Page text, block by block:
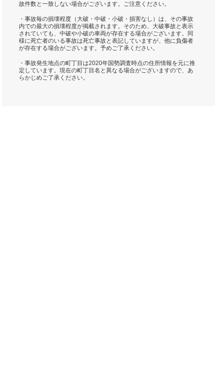
故件数と一致しない場合がございます。ご注意ください。
・事故毎の損壊程度（大破・中破・小破・損害なし）は、その事故
内での最大の損壊程度が掲載されます。そのため、大破事故と表示
されていても、中破や小破の車両が存在する場合がございます。同
様に死亡者のいる事故は死亡事故と表記していますが、他に負傷者
が存在する場合がございます。予めご了承ください。
・事故発生地点の町丁目は2020年国勢調査時点の住所情報を元に推
定しています。現在の町丁目名と異なる場合がございますので、あ
らかじめご了承ください。